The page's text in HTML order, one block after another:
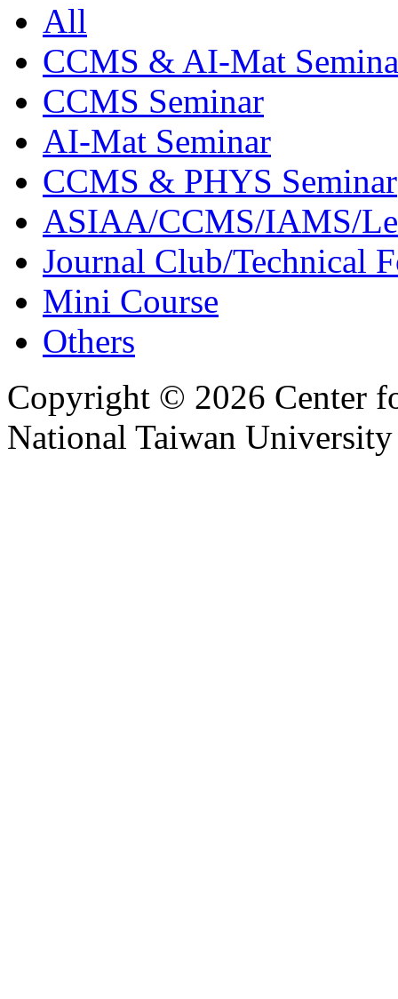
All
CCMS & AI-Mat
CCMS Seminar
AI-Mat Seminar
CCMS & PHYS Seminar
ASIAA/CCMS/IAMS/
Journal Club/Technical
Mini Course
Others
Copyright © 2026 Center
National Taiwan University